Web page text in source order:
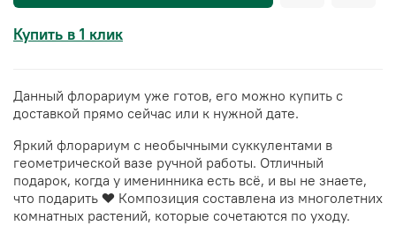
Купить в 1 клик
Данный флорариум уже готов, его можно купить с
доставкой прямо сейчас или к нужной дате.
Яркий флорариум с необычными суккулентами в
геометрической вазе ручной работы. Отличный
подарок, когда у именинника есть всё, и вы не знаете,
что подарить ❤️ Композиция составлена из многолетних
комнатных растений, которые сочетаются по уходу.